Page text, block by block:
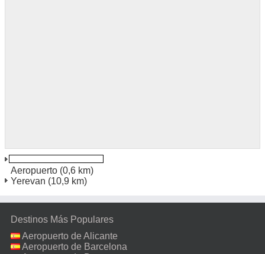
Aeropuerto (0,6 km)
Yerevan (10,9 km)
Destinos Más Populares
Aeropuerto de Alicante
Aeropuerto de Barcelona